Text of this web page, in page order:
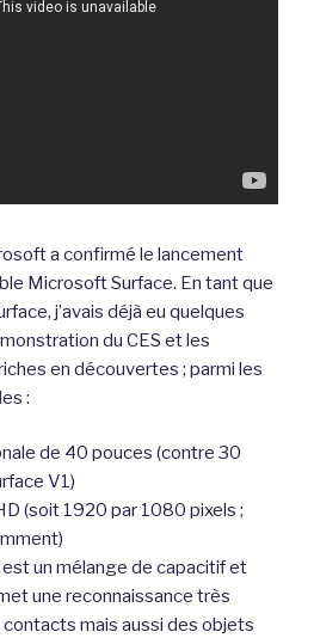
a confirmé le lancement
Microsoft Surface. En tant que
j’avais déjà eu quelques
du CES et les
en découvertes ; parmi les
:
de 40 pouces (contre 30
V1)
(soit 1920 par 1080 pixels ;
un mélange de capacitif et
une reconnaissance très
mais aussi des objets